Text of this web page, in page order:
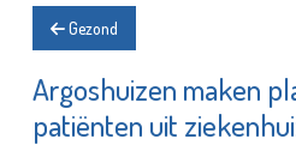
Gezond
Argoshuizen maken
patiënten uit